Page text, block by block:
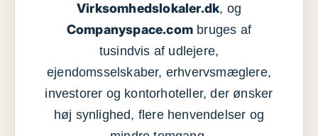
Virksomhedslokaler.dk, og
Companyspace.com bruges af
tusindvis af udlejere,
ejendomsselskaber, erhvervsmæglere,
investorer og kontorhoteller, der ønsker
høj synlighed, flere henvendelser og